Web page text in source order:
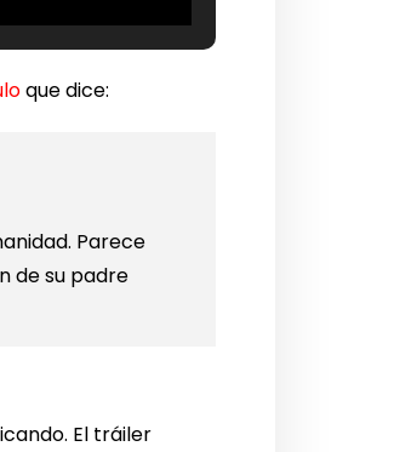
que dice:
Parece
de su padre
El tráiler